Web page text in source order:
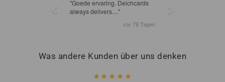
Was andere Kunden über uns denken